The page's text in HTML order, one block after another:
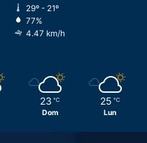
29º - 21º
77%
4.47 km/h
23 ℃
Dom
25 ℃
Lun